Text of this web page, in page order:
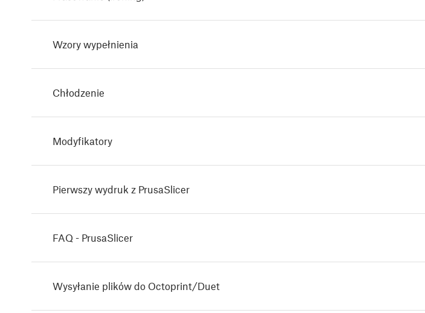
Wzory wypełnienia
Chłodzenie
Modyfikatory
Pierwszy wydruk z PrusaSlicer
FAQ - PrusaSlicer
Wysyłanie plików do Octoprint/Duet